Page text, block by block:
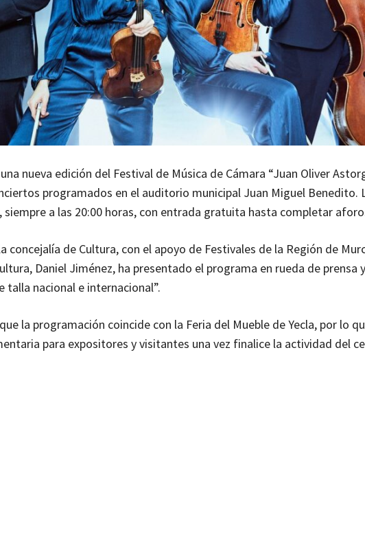
nueva edición del Festival de Música de Cámara “Juan Oliver
programados en el auditorio municipal Juan Miguel Benedito.
siempre a las 20:00 horas, con entrada gratuita hasta completar
concejalía de Cultura, con el apoyo de Festivales de la Región de
Daniel Jiménez, ha presentado el programa en rueda de prensa
nacional e internacional”.
la programación coincide con la Feria del Mueble de Yecla, por lo
para expositores y visitantes una vez finalice la actividad del